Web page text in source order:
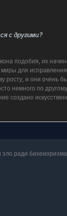
с другими?
подобия, их
миры для
росту, и они очень
немного по другому
создано
ради